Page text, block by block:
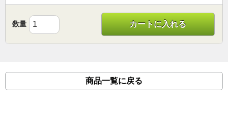
数量 カートに入れる
商品一覧に戻る